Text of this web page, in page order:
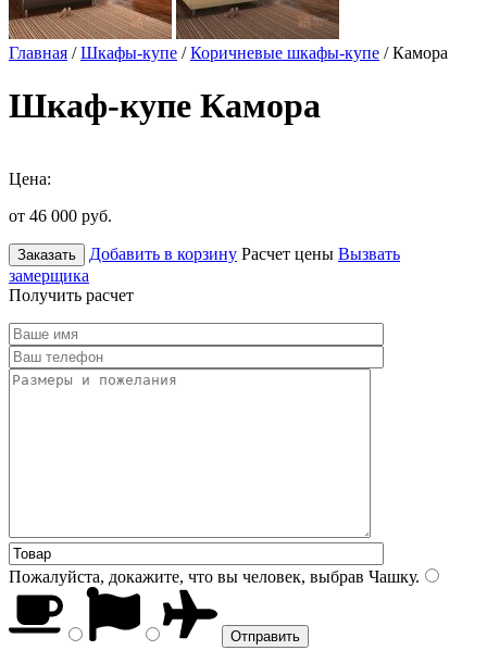
Главная /Шкафы-купе /Коричневые шкафы-купе / Камора
Шкаф-купе Камора
Цена:
от 46 000 руб.
Заказать Добавить в корзину Расчет цены Вызвать
замерщика
Получить расчет
Пожалуйста, докажите, что вы человек, выбрав Чашку.